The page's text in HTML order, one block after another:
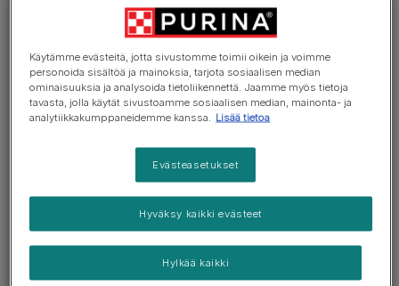
Takaisin osioon >
Kaikilla PURINAn
tuotantolaitoksilla on FSCC
22000 -sertifikaatti, joka on
maailmanlaajuisesti tunnustettu
elintarviketurvallisuusstandardi.
Niinpä tuholaistorjuntamme
noudattaa täydellisesti
elintarvikkeiden
tuotantolaitoksille asetettuja
Käytämme evästeitä, jotta sivustomme toimii oikein ja voimme
personoida sisältöä ja mainoksia, tarjota sosiaalisen median
ominaisuuksia ja analysoida tietoliikennettä. Jaamme myös tietoja
tavasta, jolla käytät sivustoamme sosiaalisen median, mainonta- ja
analytiikkakumppaneidemme kanssa.
Lisää tietoa
Evästeasetukset
Hylkää kaikki
Hyväksy kaikki evästeet